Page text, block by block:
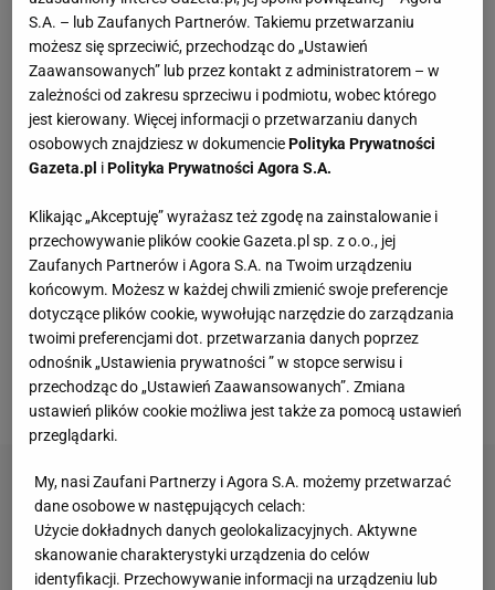
Kompaktowa bieżnia do małego mieszkania.
Ten sprzęt mieści się pod łóżko
Nie czekaj, aż będzie za późno. To może
MATERIAŁ PROMOCYJNY
Te dywany są porządne jak za dawnych lato.
Piękne wzory, a ceny? Nawet mniej niż 50 zł
Ta luksusowa enklawa na Phuket była kiedyś
kopalnią cyny. Jak "blizna" na mapie wyspy stała
się rajem?
S.A. – lub Zaufanych Partnerów. Takiemu przetwarzaniu
możesz się sprzeciwić, przechodząc do „Ustawień
Zaawansowanych” lub przez kontakt z administratorem – w
zależności od zakresu sprzeciwu i podmiotu, wobec którego
jest kierowany. Więcej informacji o przetwarzaniu danych
osobowych znajdziesz w dokumenciePolityka Prywatności
Gazeta.pl iPolityka Prywatności Agora S.A.
Klikając „Akceptuję” wyrażasz też zgodę na zainstalowanie i
przechowywanie plików cookie Gazeta.pl sp. z o.o., jej
Zaufanych Partnerów i Agora S.A. na Twoim urządzeniu
końcowym. Możesz w każdej chwili zmienić swoje preferencje
dotyczące plików cookie, wywołując narzędzie do zarządzania
twoimi preferencjami dot. przetwarzania danych poprzez
odnośnik „Ustawienia prywatności ” w stopce serwisu i
przechodząc do „Ustawień Zaawansowanych”. Zmiana
ustawień plików cookie możliwa jest także za pomocą ustawień
przeglądarki.
My, nasi Zaufani Partnerzy i Agora S.A. możemy przetwarzać
dane osobowe w następujących celach:
Użycie dokładnych danych geolokalizacyjnych. Aktywne
skanowanie charakterystyki urządzenia do celów
identyfikacji. Przechowywanie informacji na urządzeniu lub